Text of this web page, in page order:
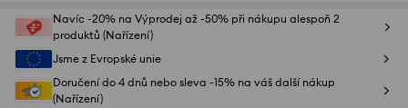
Navíc -20% na Výprodej až -50% při nákupu alespoň 2
produktů (Nařízení)
Jsme z Evropské unie
Doručení do 4 dnů nebo sleva -15% na váš další nákup
(Nařízení)